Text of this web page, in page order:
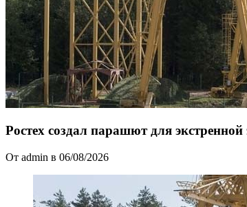
Ростех создал парашют для экстренной
От admin в 06/08/2026